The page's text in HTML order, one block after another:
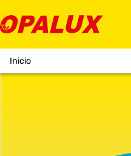
Inicio